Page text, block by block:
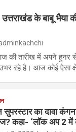
के बाबू भैया
की तारीख में अपने हुनर
रहे है। आज कोई ऐसा
सुपरस्टार का दावा
कहा- ‘लॉक अप 2 में